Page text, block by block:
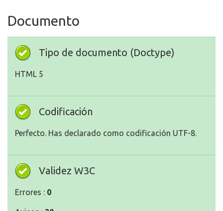
Documento
Tipo de documento (Doctype)
HTML 5
Codificación
Perfecto. Has declarado como codificación UTF-8.
Validez W3C
Errores : 0